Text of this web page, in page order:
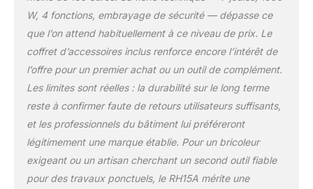
Ergonomique : Le
système anti-
réduit efficacement
les vibrations pour un
confort d’utilisation
accru. Poignée
auxiliaire réglable à
360°, grip en
caoutchouc
antidérapant et forme
équilibrée assurent
W, 4 fonctions, embrayage de sécurité — dépasse ce
que l’on attend habituellement à ce niveau de prix. Le
coffret d’accessoires inclus renforce encore l’intérêt de
l’offre pour un premier achat ou un outil de complément.
Les limites sont réelles : la durabilité sur le long terme
reste à confirmer faute de retours utilisateurs suffisants,
et les professionnels du bâtiment lui préféreront
légitimement une marque établie. Pour un bricoleur
exigeant ou un artisan cherchant un second outil fiable
pour des travaux ponctuels, le RH15A mérite une